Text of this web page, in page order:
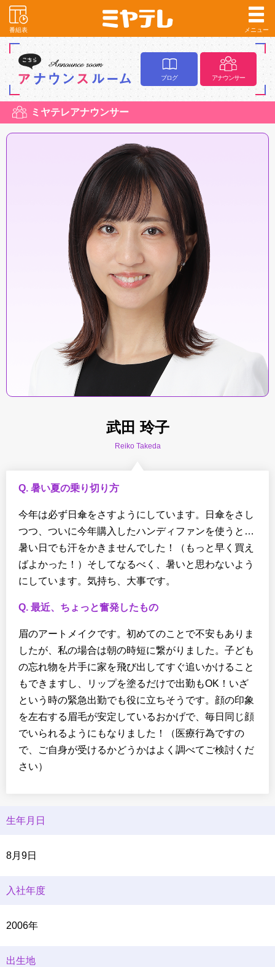
番組表 メニュー
ブログ アナウンサー
ミヤテレアナウンサー
武田 玲子
Reiko Takeda
Q. 暑い夏の乗り切り方
今年は必ず日傘をさすようにしています。日傘をさし
つつ、ついに今年購入したハンディファンを使うと…
暑い日でも汗をかきませんでした！（もっと早く買え
ばよかった！）そしてなるべく、暑いと思わないよう
にしています。気持ち、大事です。
Q. 最近、ちょっと奮発したもの
眉のアートメイクです。初めてのことで不安もありま
したが、私の場合は朝の時短に繋がりました。子ども
の忘れ物を片手に家を飛び出してすぐ追いかけること
もできますし、リップを塗るだけで出勤もOK！いざ
という時の緊急出勤でも役に立ちそうです。顔の印象
を左右する眉毛が安定しているおかげで、毎日同じ顔
でいられるようにもなりました！（医療行為ですの
で、ご自身が受けるかどうかはよく調べてご検討くだ
さい）
生年月日
8月9日
入社年度
2006年
出生地